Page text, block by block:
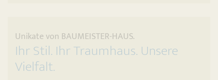
Unikate von BAUMEISTER-HAUS.
Ihr Stil. Ihr Traumhaus. Unsere
Vielfalt.